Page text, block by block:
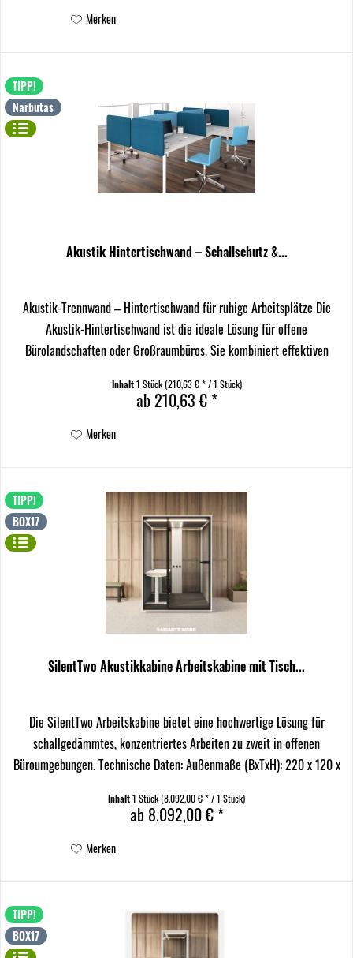
Merken
TIPP!
Narbutas
Akustik Hintertischwand – Schallschutz &...
Akustik-Trennwand – Hintertischwand für ruhige Arbeitsplätze Die
Akustik-Hintertischwand ist die ideale Lösung für offene
Bürolandschaften oder Großraumbüros. Sie kombiniert effektiven
Inhalt1 Stück(210,63 € * / 1 Stück)
ab 210,63 € *
Merken
TIPP!
BOX17
SilentTwo Akustikkabine Arbeitskabine mit Tisch...
Die SilentTwo Arbeitskabine bietet eine hochwertige Lösung für
schallgedämmtes, konzentriertes Arbeiten zu zweit in offenen
Büroumgebungen. Technische Daten: Außenmaße (BxTxH): 220 x 120 x
Inhalt1 Stück(8.092,00 € * / 1 Stück)
ab 8.092,00 € *
Merken
TIPP!
BOX17